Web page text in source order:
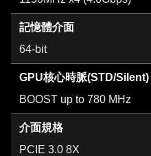
記憶體介面
64-bit
GPU核心時脈(STD/Silent)
BOOST up to 780 MHz
介面規格
PCIE 3.0 8X